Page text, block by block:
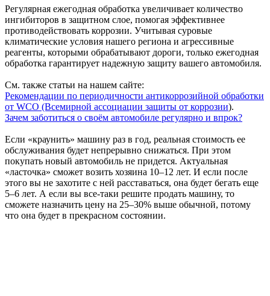
Регулярная ежегодная обработка увеличивает количество
ингибиторов в защитном слое, помогая эффективнее
противодействовать коррозии. Учитывая суровые
климатические условия нашего региона и агрессивные
реагенты, которыми обрабатывают дороги, только ежегодная
обработка гарантирует надежную защиту вашего автомобиля.
См. также статьи на нашем сайте:
Рекомендации по периодичности антикоррозийной обработки
от WCO (Всемирной ассоциации защиты от коррозии).
Зачем заботиться о своём автомобиле регулярно и впрок?
Если «краунить» машину раз в год, реальная стоимость ее
обслуживания будет непрерывно снижаться. При этом
покупать новый автомобиль не придется. Актуальная
«ласточка» сможет возить хозяина 10–12 лет. И если после
этого вы не захотите с ней расставаться, она будет бегать еще
5–6 лет. А если вы все-таки решите продать машину, то
сможете назначить цену на 25–30% выше обычной, потому
что она будет в прекрасном состоянии.